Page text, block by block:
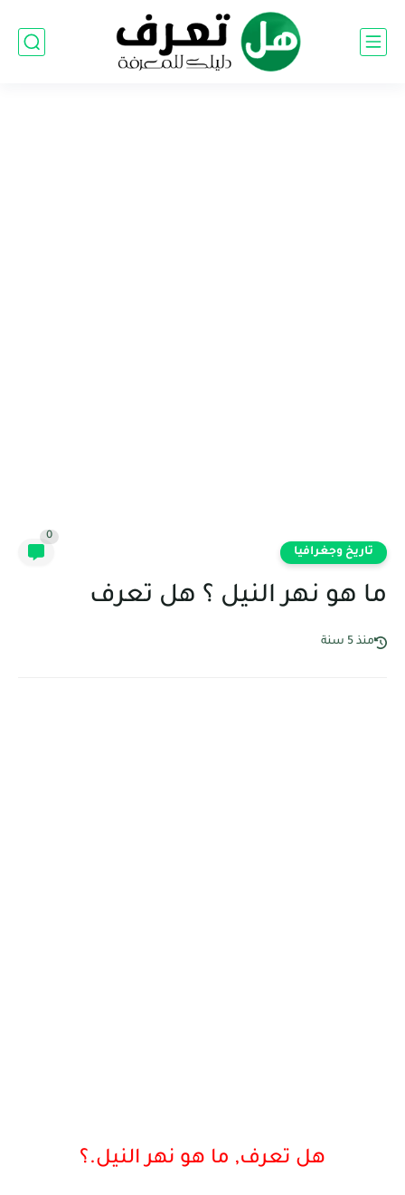
تاريخ وجغرافيا
0
ما هو نهر النيل ؟ هل تعرف
منذ 5 سنة
هل تعرف, ما هو نهر النيل.؟